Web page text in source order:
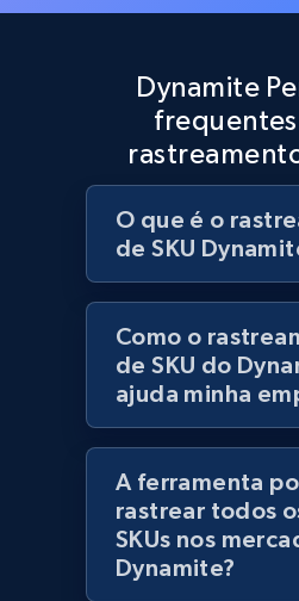
Best Buy products
Currency, Discount, Initial
1.1K+ 149+
Best Buy products -
URL, Product id, Title,
Currency, Discount, Initial
1.1K+ 149+
Lowes.com
URL, Domain, Marketplace
Dynamite
O que é o
de SKU
Como o
de SKU do
ajuda minha
A ferramenta
rastrear todos
SKUs nos
Dynamite?